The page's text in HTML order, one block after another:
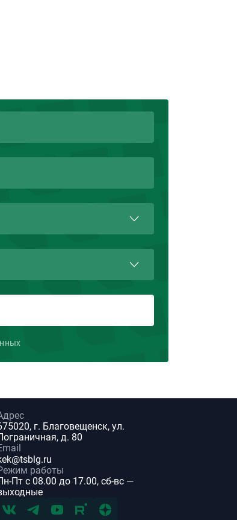
г. Благовещенск, ул.
д. 80
работы
Пт с 08.00 до 17.00, сб-вс —